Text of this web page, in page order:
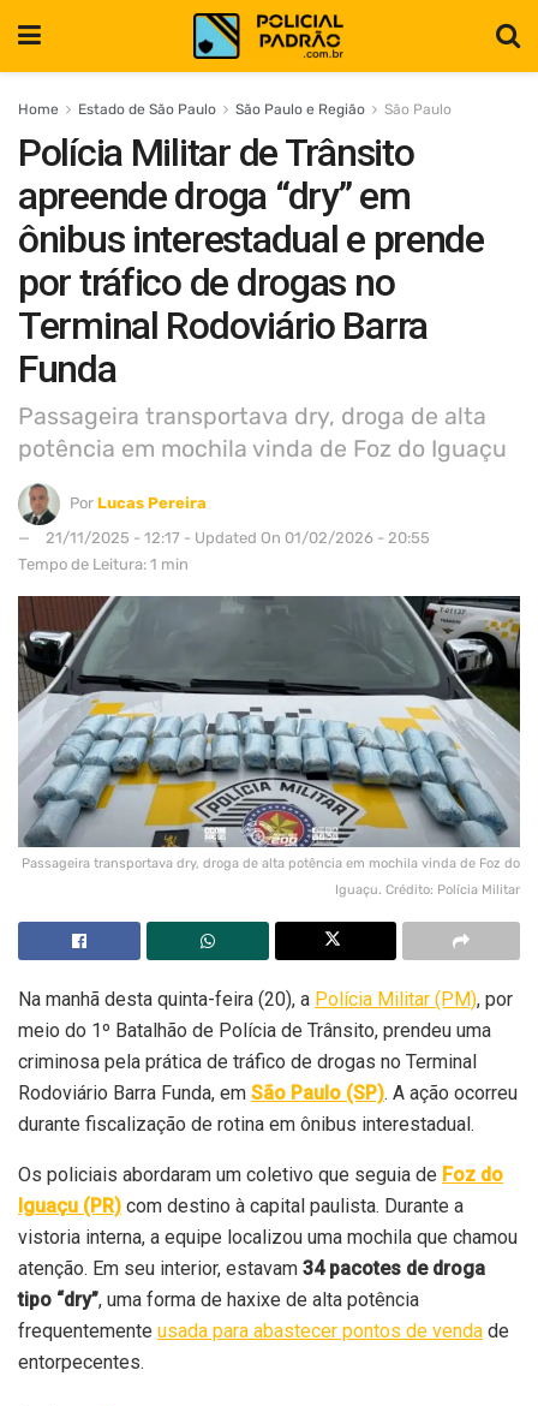
Home Estado de São Paulo São Paulo e Região São Paulo
Polícia Militar de Trânsito
apreende droga “dry” em
ônibus interestadual e prende
por tráfico de drogas no
Terminal Rodoviário Barra
Funda
Passageira transportava dry, droga de alta
potência em mochila vinda de Foz do Iguaçu
Por Lucas Pereira
21/11/2025 - 12:17 - Updated On 01/02/2026 - 20:55
Tempo de Leitura: 1 min
Passageira transportava dry, droga de alta potência em mochila vinda de Foz do
Iguaçu. Crédito: Polícia Militar
Na manhã desta quinta-feira (20), a Polícia Militar (PM), por
meio do 1º Batalhão de Polícia de Trânsito, prendeu uma
criminosa pela prática de tráfico de drogas no Terminal
Rodoviário Barra Funda, em São Paulo (SP). A ação ocorreu
durante fiscalização de rotina em ônibus interestadual.
Os policiais abordaram um coletivo que seguia de Foz do
Iguaçu (PR) com destino à capital paulista. Durante a
vistoria interna, a equipe localizou uma mochila que chamou
atenção. Em seu interior, estavam 34 pacotes de droga
tipo “dry”, uma forma de haxixe de alta potência
frequentemente usada para abastecer pontos de venda de
entorpecentes.